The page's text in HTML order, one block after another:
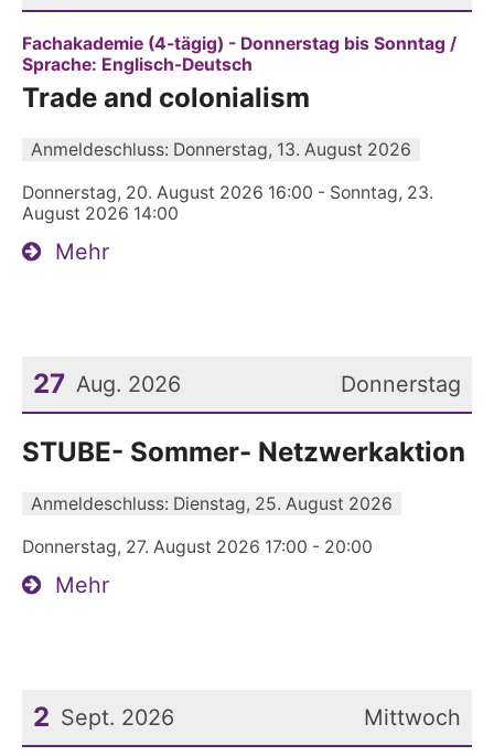
Datum: 20. August 2026
Fachakademie (4-tägig) - Donnerstag bis Sonntag /
Sprache: Englisch-Deutsch
Trade and colonialism
Anmeldeschluss: Donnerstag, 13. August 2026
Donnerstag, 20. August 2026 16:00 - Sonntag, 23.
August 2026 14:00
Mehr
Donnerstag
27 Aug. 2026
Datum: 27. August 2026
STUBE- Sommer- Netzwerkaktion
Anmeldeschluss: Dienstag, 25. August 2026
Donnerstag, 27. August 2026 17:00 - 20:00
Mehr
Mittwoch
2 Sept. 2026